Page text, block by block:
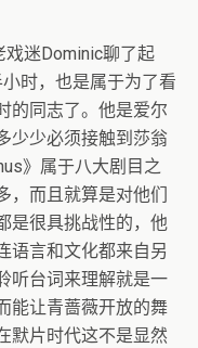
迷Dominic聊了起
时，也是属于为了看
的同志了。他是爱尔
少少必须接触到莎翁
》属于八大剧目之
，而且就算是对他们
是很具挑战性的，他
语言和文化都来自另
听台词来理解就是一
能让青蔷薇开放的舞
默片时代这不是显然